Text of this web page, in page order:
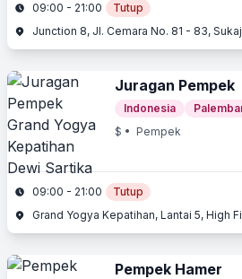
09:00 - 21:00
Tutup
Junction 8, Jl. Cemara No. 81 - 83,
Juragan Pempek
Indonesia
$ • Pempek
09:00 - 21:00
Tutup
Pempek Hamer